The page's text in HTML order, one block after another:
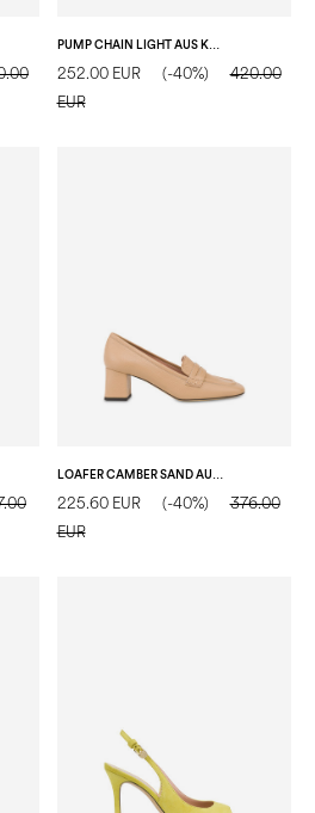
PUMP CHAIN LIGHT AUS KALBSLEDER
252.00 EUR (-40%)
420.00
EUR
LOAFER CAMBER SAND AUS KALBSLEDER
225.60 EUR (-40%)
376.00
EUR